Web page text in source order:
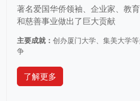
著名爱国华侨领袖、企业家、教
和慈善事业做出了巨大贡献
主要成就： 创办厦门大学、集美大学
争
了解更多